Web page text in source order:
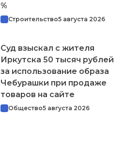
%
Строительство5 августа 2026
Суд взыскал с жителя
Иркутска 50 тысяч рублей
за использование образа
Чебурашки при продаже
товаров на сайте
Общество5 августа 2026